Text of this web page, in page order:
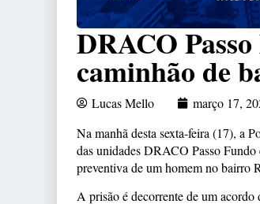
DRACO
caminhão de
Lucas Mello março 17,
Na manhã desta sexta-feira (17), a
das unidades DRACO Passo
preventiva de um homem no bairro
A prisão é decorrente de um